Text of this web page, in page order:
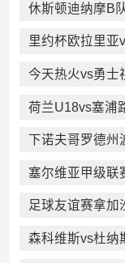
休斯顿迪纳摩B
里约杯欧拉里亚
今天热火vs勇士
荷兰U18vs塞浦
下诺夫哥罗德州
塞尔维亚甲级联
足球友谊赛拿加
森科维斯vs杜纳